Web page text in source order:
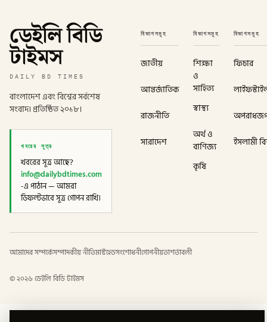
ডেইলি বিডি
টাইমস
DAILY BD TIMES
বাংলাদেশ এবং বিশ্বের সর্বশেষ
সংবাদ। প্রতিষ্ঠিত ২০১৮।
খবরের সূত্র
খবরের সূত্র আছে?
info@dailybdtimes.com
-এ পাঠান — আমরা
ডিফল্টভাবে সূত্র গোপন রাখি।
বিভাগসমূহ
জাতীয়
আন্তর্জাতিক
রাজনীতি
সারাদেশ
বিভাগসমূহ
শিক্ষা
ও
সাহিত্য
স্বাস্থ্য
অর্থ ও
বাণিজ্য
কৃষি
বিভাগসমূহ
ফিচার
ইসলামী
আমাদের সম্পর্কেসম্পাদকীয় নীতিমাস্টহেডসংশোধনীগোপনীয়তাশর্তাবলী
©২০২৬ ডেইলি বিডি টাইমস